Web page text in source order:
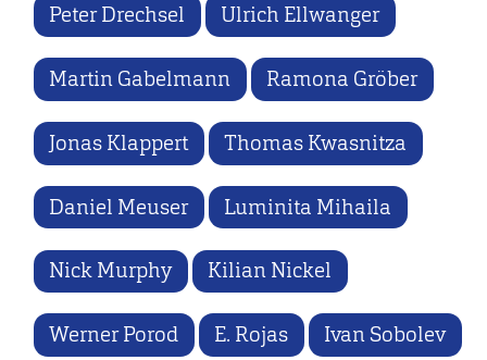
Peter Drechsel Ulrich Ellwanger
Martin Gabelmann Ramona Gröber
Jonas Klappert Thomas Kwasnitza
Daniel Meuser Luminita Mihaila
Nick Murphy Kilian Nickel
Werner Porod E. Rojas Ivan Sobolev